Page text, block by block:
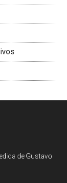
de Gustavo